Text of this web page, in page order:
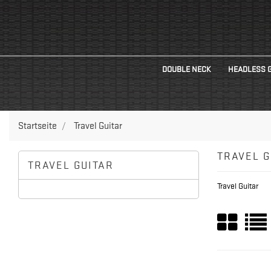
DOUBLE NECK HEADLESS
Startseite Travel Guitar
TRAVEL GUITAR
TRAVEL
Travel Guitar